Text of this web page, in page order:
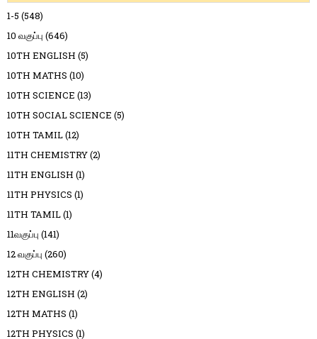
1-5 (548)
10 வகுப்பு (646)
10TH ENGLISH (5)
10TH MATHS (10)
10TH SCIENCE (13)
10TH SOCIAL SCIENCE (5)
10TH TAMIL(12)
11TH CHEMISTRY(2)
11TH ENGLISH (1)
11TH PHYSICS (1)
11TH TAMIL(1)
11வகுப்பு (141)
12 வகுப்பு (260)
12TH CHEMISTRY(4)
12TH ENGLISH (2)
12TH MATHS (1)
12TH PHYSICS (1)